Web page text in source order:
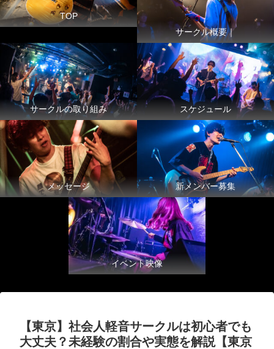
TOP
サークル概要｜
サークルの取り組み スケジュール
メッセージ 新メンバー募集
イベント映像
【東京】社会人軽音サークルは初心者でも
大丈夫？未経験の割合や実態を解説【東京